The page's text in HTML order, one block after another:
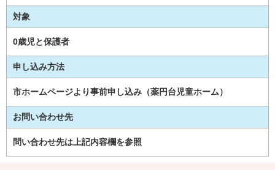
対象
0歳児と保護者
申し込み方法
市ホームページより事前申し込み（薬円台児童ホーム）
お問い合わせ先
問い合わせ先は上記内容欄を参照